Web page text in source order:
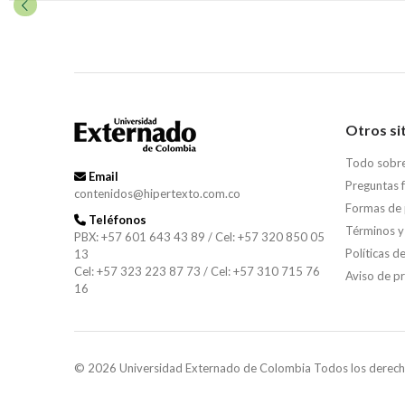
Email
contenidos@hipertexto.com.co
Teléfonos
PBX: +57 601 643 43 89 / Cel: +57 320 850 05
13
Cel: +57 323 223 87 73 / Cel: +57 310 715 76
16
Otros
Todo
Preguntas
Formas de
Términos
Políticas
Aviso de
© 2026 Universidad Externado de Colombia Todos los